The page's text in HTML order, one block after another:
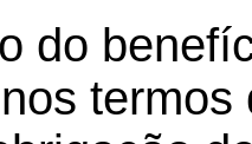
do
termos